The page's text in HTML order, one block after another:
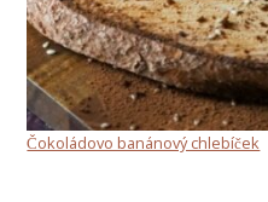
Čokoládovo banánový chlebíček